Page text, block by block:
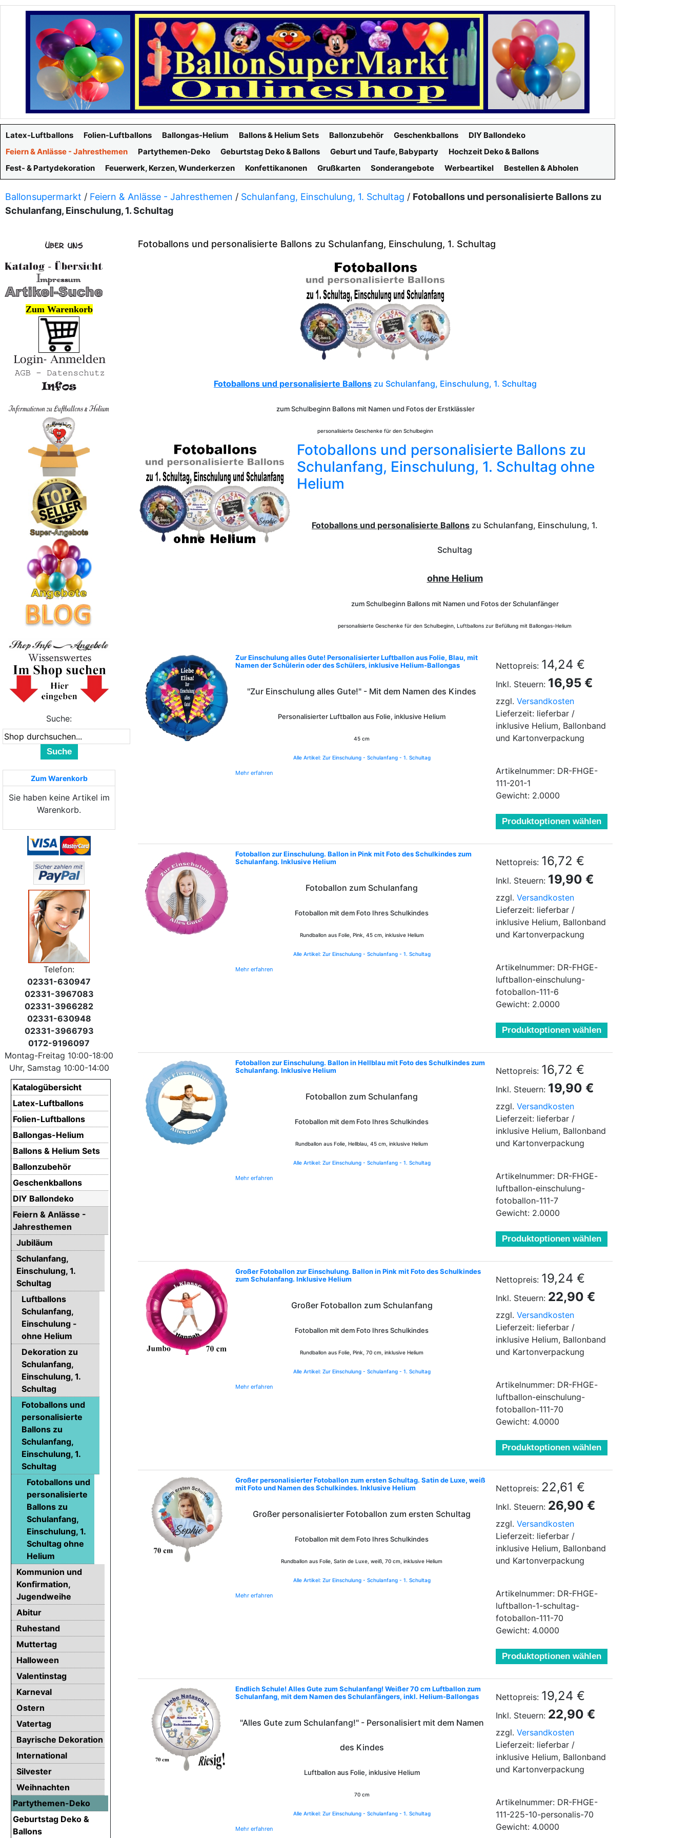
Latex-Luftballons Folien-Luftballons Ballongas-Helium Ballons & Helium Sets Ballonzubehör Geschenkballons
DIY Ballondeko
Feiern & Anlässe - Jahresthemen
Partythemen-Deko Geburtstag Deko & Ballons Geburt und Taufe, Babyparty
Hochzeit Deko & Ballons
Fest- & Partydekoration
Feuerwerk, Kerzen, Wunderkerzen Konfettikanonen Grußkarten Sonderangebote Werbeartikel Bestellen & Abholen
Ballonsupermarkt / Feiern & Anlässe - Jahresthemen / Schulanfang, Einschulung, 1. Schultag / Fotoballons und personalisierte Ballons zu
Schulanfang, Einschulung, 1. Schultag
Fotoballons und personalisierte Ballons zu Schulanfang, Einschulung, 1. Schultag
Fotoballons und personalisierte Ballons zu Schulanfang, Einschulung, 1. Schultag
zum Schulbeginn Ballons mit Namen und Fotos der Erstklässler
personalisierte Geschenke für den Schulbeginn
Fotoballons und personalisierte Ballons zu
Schulanfang, Einschulung, 1. Schultag ohne
Helium
Fotoballons und personalisierte Ballons zu Schulanfang, Einschulung, 1.
Schultag
ohne Helium
zum Schulbeginn Ballons mit Namen und Fotos der Schulanfänger
personalisierte Geschenke für den Schulbeginn, Luftballons zur Befüllung mit Ballongas-Helium
Zur Einschulung alles Gute! Personalisierter Luftballon aus Folie, Blau, mit
Namen der Schülerin oder des Schülers, inklusive Helium-Ballongas
"Zur Einschulung alles Gute!" - Mit dem Namen des Kindes
Personalisierter Luftballon aus Folie, inklusive Helium
45 cm
Alle Artikel: Zur Einschulung - Schulanfang - 1. Schultag
Mehr erfahren
Nettopreis: 14,24 €
Inkl. Steuern: 16,95 €
zzgl. Versandkosten
Lieferzeit: lieferbar /
inklusive Helium, Ballonband
und Kartonverpackung
Artikelnummer: DR-FHGE-
111-201-1
Gewicht: 2.0000
Produktoptionen wählen
Fotoballon zur Einschulung. Ballon in Pink mit Foto des Schulkindes zum
Schulanfang. Inklusive Helium
Fotoballon zum Schulanfang
Fotoballon mit dem Foto Ihres Schulkindes
Rundballon aus Folie, Pink, 45 cm, inklusive Helium
Alle Artikel: Zur Einschulung - Schulanfang - 1. Schultag
Mehr erfahren
Nettopreis: 16,72 €
Inkl. Steuern: 19,90 €
zzgl. Versandkosten
Lieferzeit: lieferbar /
inklusive Helium, Ballonband
und Kartonverpackung
Artikelnummer: DR-FHGE-
luftballon-einschulung-
fotoballon-111-6
Gewicht: 2.0000
Produktoptionen wählen
Fotoballon zur Einschulung. Ballon in Hellblau mit Foto des Schulkindes zum
Schulanfang. Inklusive Helium
Fotoballon zum Schulanfang
Fotoballon mit dem Foto Ihres Schulkindes
Rundballon aus Folie, Hellblau, 45 cm, inklusive Helium
Alle Artikel: Zur Einschulung - Schulanfang - 1. Schultag
Mehr erfahren
Nettopreis: 16,72 €
Inkl. Steuern: 19,90 €
zzgl. Versandkosten
Lieferzeit: lieferbar /
inklusive Helium, Ballonband
und Kartonverpackung
Artikelnummer: DR-FHGE-
luftballon-einschulung-
fotoballon-111-7
Gewicht: 2.0000
Produktoptionen wählen
Großer Fotoballon zur Einschulung. Ballon in Pink mit Foto des Schulkindes
zum Schulanfang. Inklusive Helium
Großer Fotoballon zum Schulanfang
Fotoballon mit dem Foto Ihres Schulkindes
Rundballon aus Folie, Pink, 70 cm, inklusive Helium
Alle Artikel: Zur Einschulung - Schulanfang - 1. Schultag
Mehr erfahren
Nettopreis: 19,24 €
Inkl. Steuern: 22,90 €
zzgl. Versandkosten
Lieferzeit: lieferbar /
inklusive Helium, Ballonband
und Kartonverpackung
Artikelnummer: DR-FHGE-
luftballon-einschulung-
fotoballon-111-70
Gewicht: 4.0000
Produktoptionen wählen
Großer personalisierter Fotoballon zum ersten Schultag. Satin de Luxe, weiß
mit Foto und Namen des Schulkindes. Inklusive Helium
Großer personalisierter Fotoballon zum ersten Schultag
Fotoballon mit dem Foto Ihres Schulkindes
Rundballon aus Folie, Satin de Luxe, weiß, 70 cm, inklusive Helium
Alle Artikel: Zur Einschulung - Schulanfang - 1. Schultag
Mehr erfahren
Nettopreis: 22,61 €
Inkl. Steuern: 26,90 €
zzgl. Versandkosten
Lieferzeit: lieferbar /
inklusive Helium, Ballonband
und Kartonverpackung
Artikelnummer: DR-FHGE-
luftballon-1-schultag-
fotoballon-111-70
Gewicht: 4.0000
Produktoptionen wählen
Endlich Schule! Alles Gute zum Schulanfang! Weißer 70 cm Luftballon zum
Schulanfang, mit dem Namen des Schulanfängers, inkl. Helium-Ballongas
"Alles Gute zum Schulanfang!" - Personalisiert mit dem Namen
des Kindes
Luftballon aus Folie, inklusive Helium
70 cm
Alle Artikel: Zur Einschulung - Schulanfang - 1. Schultag
Mehr erfahren
Nettopreis: 19,24 €
Inkl. Steuern: 22,90 €
zzgl. Versandkosten
Lieferzeit: lieferbar /
inklusive Helium, Ballonband
und Kartonverpackung
Artikelnummer: DR-FHGE-
111-225-10-personalis-70
Gewicht: 4.0000
Zum Warenkorb
Suche:
Suche
Zum Warenkorb
Sie haben keine Artikel im
Warenkorb.
Telefon:
02331-630947
02331-3967083
02331-3966282
02331-630948
02331-3966793
0172-9196097
Montag-Freitag 10:00-18:00
Uhr, Samstag 10:00-14:00
Katalogübersicht
Latex-Luftballons
Folien-Luftballons
Ballongas-Helium
Ballons & Helium Sets
Ballonzubehör
Geschenkballons
DIY Ballondeko
Feiern & Anlässe -
Jahresthemen
Jubiläum
Schulanfang,
Einschulung, 1.
Schultag
Luftballons
Schulanfang,
Einschulung -
ohne Helium
Dekoration zu
Schulanfang,
Einschulung, 1.
Schultag
Fotoballons und
personalisierte
Ballons zu
Schulanfang,
Einschulung, 1.
Schultag
Fotoballons und
personalisierte
Ballons zu
Schulanfang,
Einschulung, 1.
Schultag ohne
Helium
Kommunion und
Konfirmation,
Jugendweihe
Abitur
Ruhestand
Muttertag
Halloween
Valentinstag
Karneval
Ostern
Vatertag
Bayrische Dekoration
International
Silvester
Weihnachten
Partythemen-Deko
Geburtstag Deko &
Ballons